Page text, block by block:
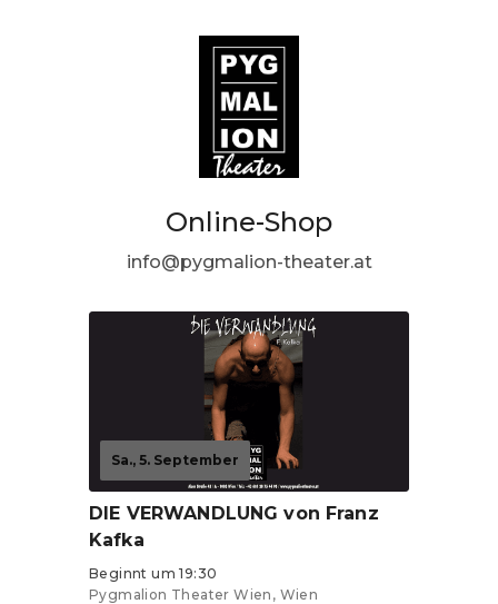
Online-Shop
info@pygmalion-theater.at
Sa., 5. September
DIE VERWANDLUNG von Franz
Kafka
Beginnt um 19:30
Pygmalion Theater Wien, Wien